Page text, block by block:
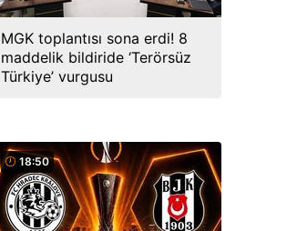
MGK toplantısı sona erdi! 8
maddelik bildiride ‘Terörsüz
Türkiye’ vurgusu
18:50